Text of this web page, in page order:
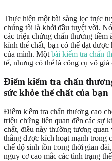
Thực hiện một bài sàng lọc trực
chúng tôi là khởi đầu tuyệt vời.
các triệu chứng chấn thương tiềm
kính thể chất, bạn có thể đạt được
của mình. Một bài kiểm tra chấn
tế, nhưng có thể là công cụ vô giá
Điểm kiểm tra chấn
sức khỏe thể chất của bạn
Điểm kiểm tra chấn thương cao
triệu chứng liên quan đến các sự
chất, điều này thường tương quan
thẳng được kích hoạt mạnh trong
chế độ sinh tồn trong thời gian
nguy cơ cao mắc các tình trạng